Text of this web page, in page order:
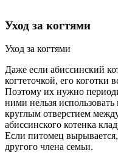
Уход за когтями
Уход за когтями
Даже если абиссинский
когтеточкой, его коготки
Поэтому их нужно
ними нельзя
круглым отверстием
абиссинского котенка
Если питомец
другого члена семьи.